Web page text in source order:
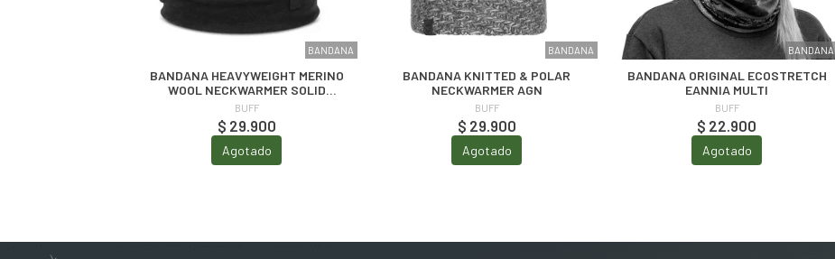
BANDANA
BANDANA HEAVYWEIGHT MERINO
WOOL NECKWARMER SOLID
TIBETAN RED
BUFF
$ 29.900
Agotado
BANDANA
BANDANA KNITTED & POLAR
NECKWARMER AGN
BUFF
$ 29.900
Agotado
BANDANA
BANDANA ORIGINAL ECOSTRETCH
EANNIA MULTI
BUFF
$ 22.900
Agotado